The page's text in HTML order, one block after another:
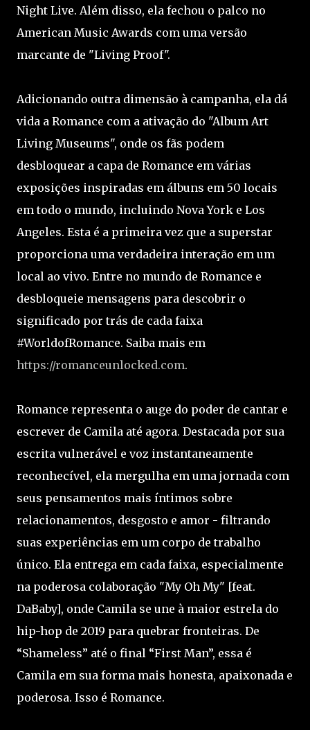
Night Live. Além disso, ela fechou o palco no
American Music Awards com uma versão
marcante de "Living Proof".
Adicionando outra dimensão à campanha, ela dá
vida a Romance com a ativação do "Album Art
Living Museums", onde os fãs podem
desbloquear a capa de Romance em várias
exposições inspiradas em álbuns em 50 locais
em todo o mundo, incluindo Nova York e Los
Angeles. Esta é a primeira vez que a superstar
proporciona uma verdadeira interação em um
local ao vivo. Entre no mundo de Romance e
desbloqueie mensagens para descobrir o
significado por trás de cada faixa
#WorldofRomance. Saiba mais em
https://romanceunlocked.com.
Romance representa o auge do poder de cantar e
escrever de Camila até agora. Destacada por sua
escrita vulnerável e voz instantaneamente
reconhecível, ela mergulha em uma jornada com
seus pensamentos mais íntimos sobre
relacionamentos, desgosto e amor - filtrando
suas experiências em um corpo de trabalho
único. Ela entrega em cada faixa, especialmente
na poderosa colaboração "My Oh My" [feat.
DaBaby], onde Camila se une à maior estrela do
hip-hop de 2019 para quebrar fronteiras. De
“Shameless” até o final “First Man”, essa é
Camila em sua forma mais honesta, apaixonada e
poderosa. Isso é Romance.